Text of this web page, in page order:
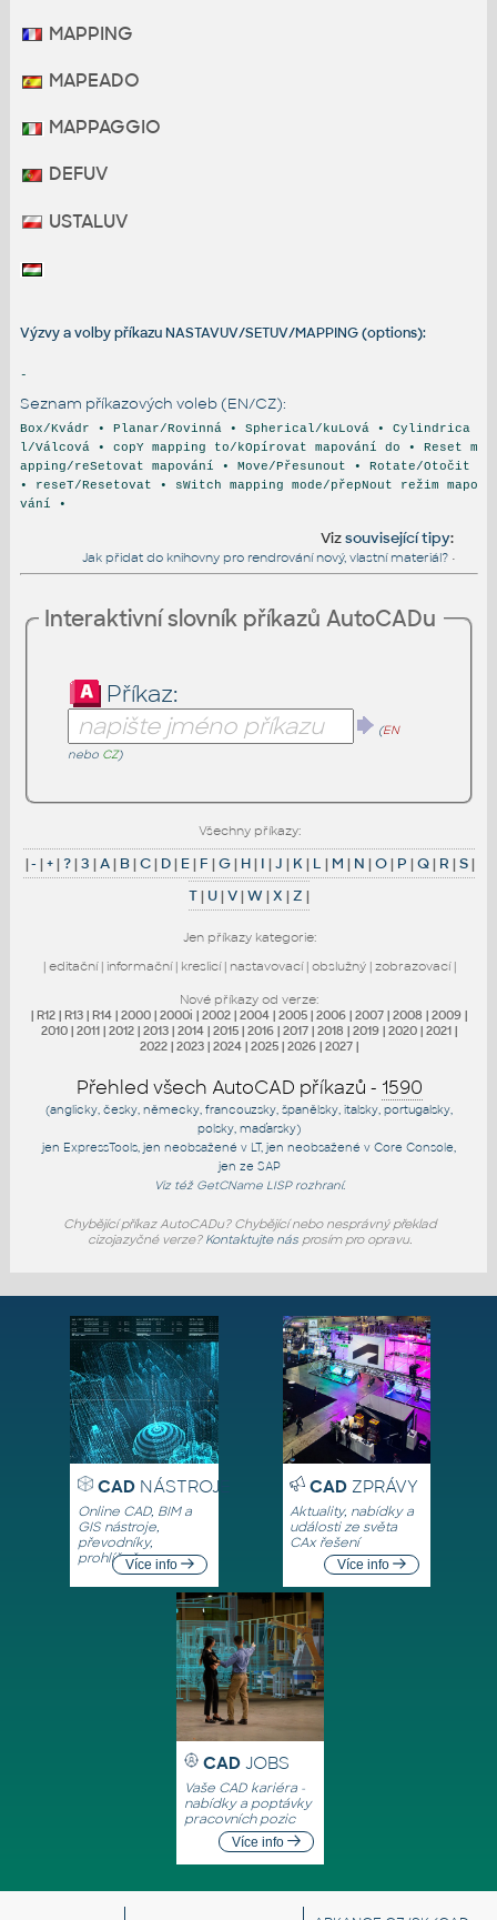
MAPPING
MAPEADO
MAPPAGGIO
DEFUV
USTALUV
Výzvy a volby příkazu NASTAVUV/SETUV/MAPPING (options):
-
Seznam příkazových voleb (EN/CZ):
Box/Kvádr • Planar/Rovinná • Spherical/kuLová • Cylindrica
l/Válcová • copY mapping to/kOpírovat mapování do • Reset m
apping/reSetovat mapování • Move/Přesunout • Rotate/Otočit
• reseT/Resetovat • sWitch mapping mode/přepNout režim mapo
vání •
Vizsouvisející tipy:
Jak přidat do knihovny pro rendrování nový, vlastní materiál? •
Interaktivní slovník příkazů AutoCADu
Příkaz:
(EN
nebo CZ)
Všechny příkazy:
|- |+|?|3 |A| B|C| D| E| F |G| H| I |J | K| L | M | N |O| P |Q| R |S|
T| U|V|W|X |Z |
Jen příkazy kategorie:
| editační| informační| kreslicí| nastavovací| obslužný| zobrazovací|
Nové příkazy od verze:
| R12 | R13 | R14 | 2000 | 2000i | 2002 | 2004 | 2005 | 2006 | 2007 | 2008 | 2009 |
2010 | 2011 | 2012 | 2013 | 2014 | 2015 | 2016 | 2017 | 2018 | 2019 | 2020 | 2021 |
2022 | 2023 | 2024 | 2025 | 2026 | 2027 |
Přehled všech AutoCAD příkazů - 1590
(anglicky, česky, německy, francouzsky, španělsky, italsky, portugalsky,
polsky, maďarsky)
jen ExpressTools , jen neobsažené v LT, jen neobsažené v Core Console
jen ze SAP
Viz též GetCNameLISP rozhraní.
Chybějící příkaz AutoCADu? Chybějící nebo nesprávný překlad
cizojazyčné verze? Kontaktujte násprosím pro opravu.
CADNÁSTROJE
Online CAD, BIM a
GIS nástroje,
převodníky,
prohlížečeVíce info
CADZPRÁVY
Aktuality, nabídky a
události ze světa
CAx řešení
Více info
CAD JOBS
Vaše CAD kariéra -
nabídky a poptávky
pracovních pozic
Více info